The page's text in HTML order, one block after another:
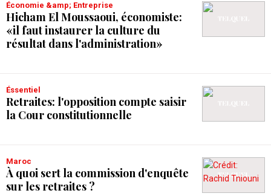
Économie &amp; Entreprise
Hicham El Moussaoui, économiste:
«il faut instaurer la culture du
résultat dans l'administration»
Éssentiel
Retraites: l'opposition compte saisir
la Cour constitutionnelle
Maroc
À quoi sert la commission d'enquête
sur les retraites ?